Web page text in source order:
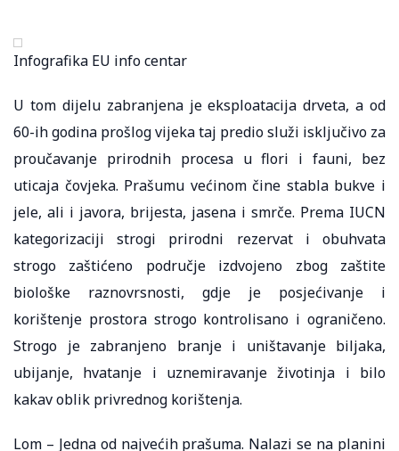
Infografika EU info centar
U tom dijelu zabranjena je eksploatacija drveta, a od
60-ih godina prošlog vijeka taj predio služi isključivo za
proučavanje prirodnih procesa u flori i fauni, bez
uticaja čovjeka. Prašumu većinom čine stabla bukve i
jele, ali i javora, brijesta, jasena i smrče. Prema IUCN
kategorizaciji strogi prirodni rezervat i obuhvata
strogo zaštićeno područje izdvojeno zbog zaštite
biološke raznovrsnosti, gdje je posjećivanje i
korištenje prostora strogo kontrolisano i ograničeno.
Strogo je zabranjeno branje i uništavanje biljaka,
ubijanje, hvatanje i uznemiravanje životinja i bilo
kakav oblik privrednog korištenja.
Lom – Jedna od najvećih prašuma. Nalazi se na planini